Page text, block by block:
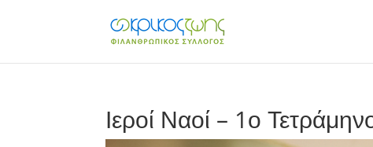
Ιεροί Ναοί – 1ο